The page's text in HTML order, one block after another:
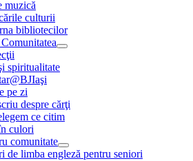
muzică
culturii
bibliotecilor
spiritualitate
pe zi
despre cărţi
ce citim
culori
comunitate
de limba engleză pentru seniori